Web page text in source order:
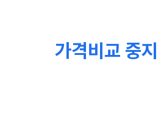
가격비교 중지